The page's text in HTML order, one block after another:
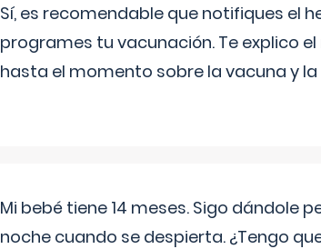
Sí, es recomendable que notifiques el
programes tu vacunación. Te explico
hasta el momento sobre la vacuna y
Mi bebé tiene 14 meses. Sigo dándole
noche cuando se despierta. ¿Tengo